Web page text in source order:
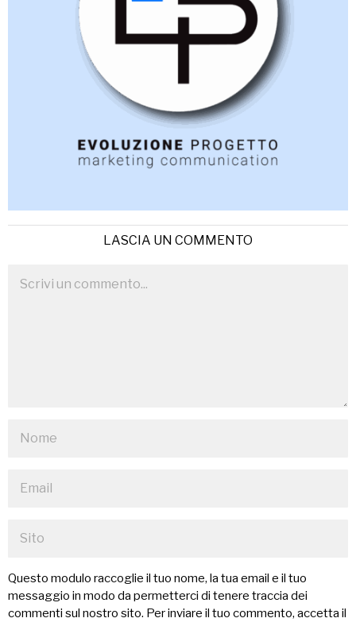
LASCIA UN COMMENTO
Questo modulo raccoglie il tuo nome, la tua email e il tuo
messaggio in modo da permetterci di tenere traccia dei
commenti sul nostro sito. Per inviare il tuo commento, accetta il